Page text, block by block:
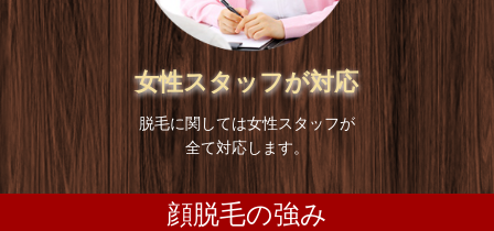
女性スタッフが対応
脱毛に関しては女性スタッフが
全て対応します。
顔脱毛の強み